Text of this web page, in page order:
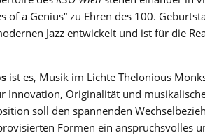
of a Genius“ zu Ehren des 100.
Jazz entwickelt und ist für die
ist es, Musik im Lichte Thelonious
Innovation, Originalität und
soll den spannenden
Formen ein anspruchsvolles